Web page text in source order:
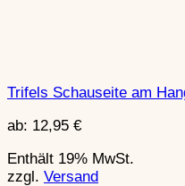
Trifels Schauseite am
ab: 12,95 €
Enthält 19% MwSt.
zzgl. Versand